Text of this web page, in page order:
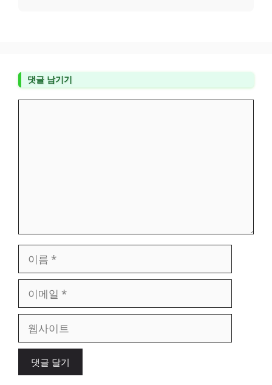
댓글 남기기
일
이